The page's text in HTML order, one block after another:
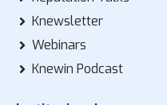
Knewsletter
Webinars
Knewin Podcast